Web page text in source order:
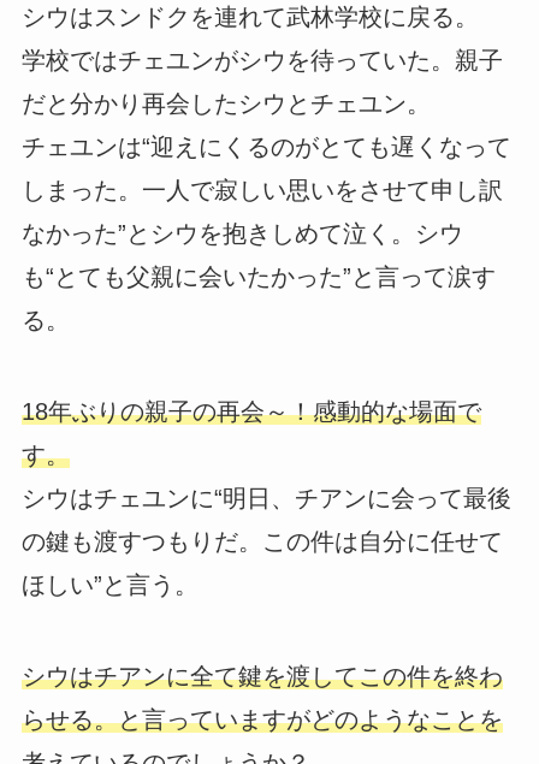
シウはスンドクを連れて武林学校に戻る。
学校ではチェユンがシウを待っていた。親子
だと分かり再会したシウとチェユン。
チェユンは“迎えにくるのがとても遅くなって
しまった。一人で寂しい思いをさせて申し訳
なかった”とシウを抱きしめて泣く。シウ
も“とても父親に会いたかった”と言って涙す
る。
18年ぶりの親子の再会～！感動的な場面で
す。
シウはチェユンに“明日、チアンに会って最後
の鍵も渡すつもりだ。この件は自分に任せて
ほしい”と言う。
シウはチアンに全て鍵を渡してこの件を終わ
らせる。と言っていますがどのようなことを